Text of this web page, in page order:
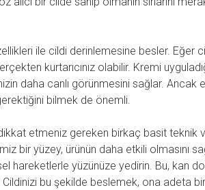
ile cildi derinlemesine besler. Eğer
kurtarıcınız olabilir. Kremi
daha canlı görünmesini sağlar. Ancak
bilmek de önemli.
etmeniz gereken birkaç basit teknik
bir yüzey, ürünün daha etkili olmasını
hareketlerle yüzünüze yedirin. Bu, kan
bu şekilde beslemek, ona adeta